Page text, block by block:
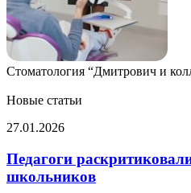
Стоматология “Дмитрович и
Новые статьи
Педагоги
итоговую
аттестацию
школьников
27.01.2026
Педагоги
школьников